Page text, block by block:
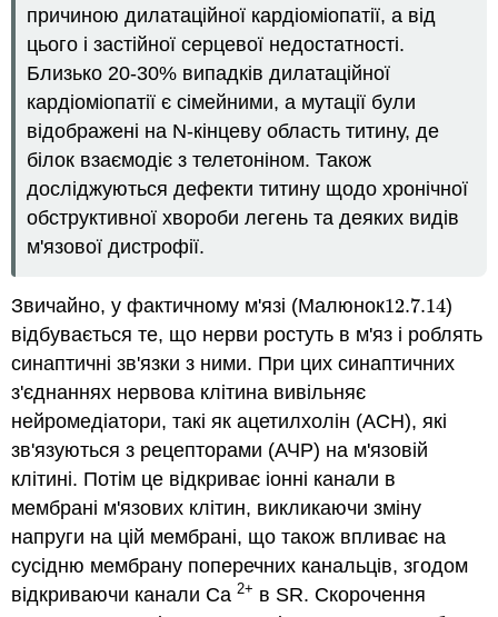
причиною дилатаційної кардіоміопатії, а від
цього і застійної серцевої недостатності.
Близько 20-30% випадків дилатаційної
кардіоміопатії є сімейними, а мутації були
відображені на N-кінцеву область титину, де
білок взаємодіє з телетоніном. Також
досліджуються дефекти титину щодо хронічної
обструктивної хвороби легень та деяких видів
м'язової дистрофії.
Звичайно, у фактичному м'язі (Малюнок12.7.14
12.7.14
)
відбувається те, що нерви ростуть в м'яз і роблять
синаптичні зв'язки з ними. При цих синаптичних
з'єднаннях нервова клітина вивільняє
нейромедіатори, такі як ацетилхолін (ACH), які
зв'язуються з рецепторами (АЧР) на м'язовій
клітині. Потім це відкриває іонні канали в
мембрані м'язових клітин, викликаючи зміну
напруги на цій мембрані, що також впливає на
сусідню мембрану поперечних канальців, згодом
відкриваючи канали Ca2+ в SR. Скорочення